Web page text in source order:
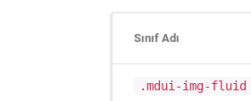
Sınıf Adı
.mdui-img-fluid